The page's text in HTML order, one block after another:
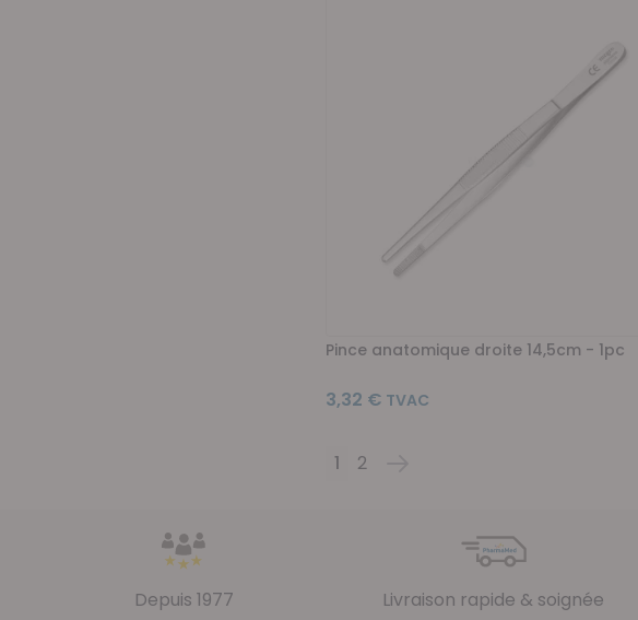
Pince anatomique droite 14,5cm - 1pc
3,32 €
Page
Vous lisez actuellement la page
1 Page
2
Depuis 1977 Livraison rapide & soignée